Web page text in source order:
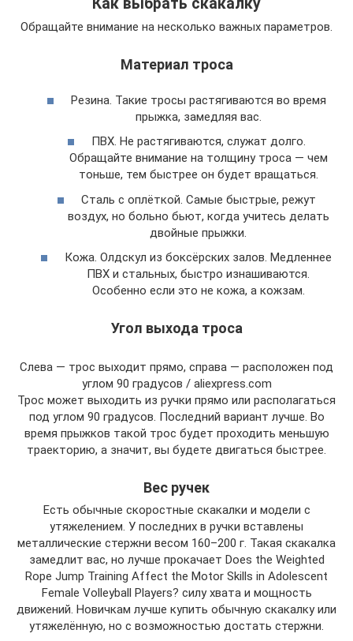
Обращайте внимание на несколько важных параметров.
Материал троса
Резина. Такие тросы растягиваются во время
прыжка, замедляя вас.
ПВХ. Не растягиваются, служат долго.
Обращайте внимание на толщину троса — чем
тоньше, тем быстрее он будет вращаться.
Сталь с оплёткой. Самые быстрые, режут
воздух, но больно бьют, когда учитесь делать
двойные прыжки.
Кожа. Олдскул из боксёрских залов. Медленнее
ПВХ и стальных, быстро изнашиваются.
Особенно если это не кожа, а кожзам.
Угол выхода троса
Слева — трос выходит прямо, справа — расположен под
углом 90 градусов / aliexpress.com
Трос может выходить из ручки прямо или располагаться
под углом 90 градусов. Последний вариант лучше. Во
время прыжков такой трос будет проходить меньшую
траекторию, а значит, вы будете двигаться быстрее.
Вес ручек
Есть обычные скоростные скакалки и модели с
утяжелением. У последних в ручки вставлены
металлические стержни весом 160–200 г. Такая скакалка
замедлит вас, но лучше прокачает Does the Weighted
Rope Jump Training Affect the Motor Skills in Adolescent
Female Volleyball Players? силу хвата и мощность
движений. Новичкам лучше купить обычную скакалку или
утяжелённую, но с возможностью достать стержни.